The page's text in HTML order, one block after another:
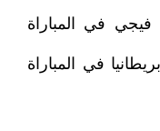
في المباراة
في المباراة